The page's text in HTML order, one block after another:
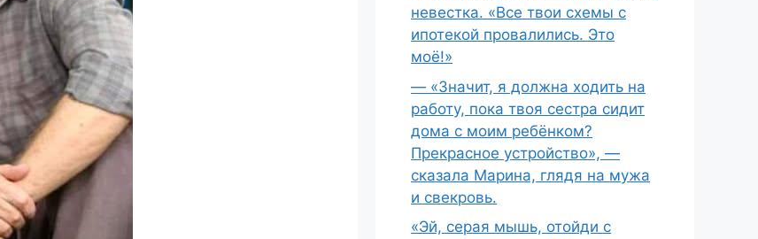
невестка. «Все твои схемы с
ипотекой провалились. Это
моё!»
— «Значит, я должна ходить на
работу, пока твоя сестра сидит
дома с моим ребёнком?
Прекрасное устройство», —
сказала Марина, глядя на мужа
и свекровь.
«Эй, серая мышь, отойди с